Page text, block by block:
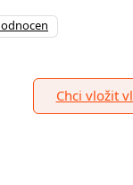
Chci vložit